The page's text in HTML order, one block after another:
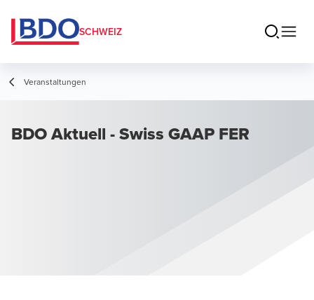
SCHWEIZ
Veranstaltungen
BDO Aktuell - Swiss GAAP FER